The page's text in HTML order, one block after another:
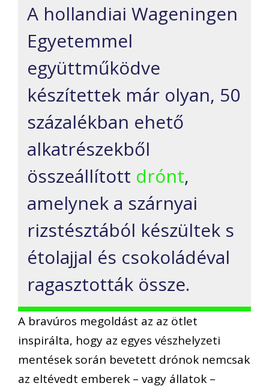
A hollandiai Wageningen
Egyetemmel
együttműködve
készítettek már olyan, 50
százalékban ehető
alkatrészekből
összeállított drónt,
amelynek a szárnyai
rizstésztából készültek s
étolajjal és csokoládéval
ragasztották össze.
A bravúros megoldást az az ötlet
inspirálta, hogy az egyes vészhelyzeti
mentések során bevetett drónok nemcsak
az eltévedt emberek – vagy állatok –